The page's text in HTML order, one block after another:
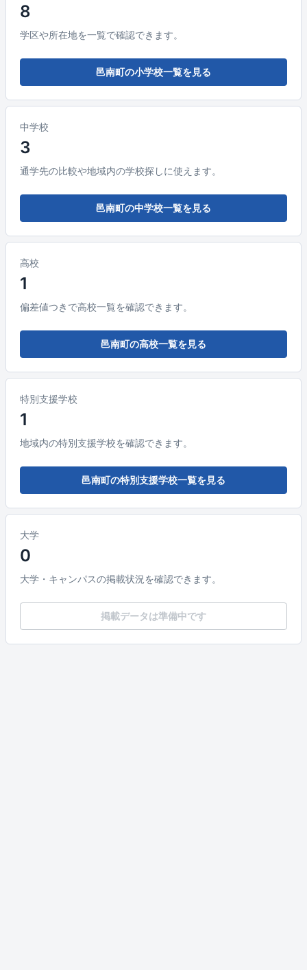
8
学区や所在地を一覧で確認できます。
邑南町の小学校一覧を見る
中学校
3
通学先の比較や地域内の学校探しに使えます。
邑南町の中学校一覧を見る
高校
1
偏差値つきで高校一覧を確認できます。
邑南町の高校一覧を見る
特別支援学校
1
地域内の特別支援学校を確認できます。
邑南町の特別支援学校一覧を見る
大学
0
大学・キャンパスの掲載状況を確認できます。
掲載データは準備中です